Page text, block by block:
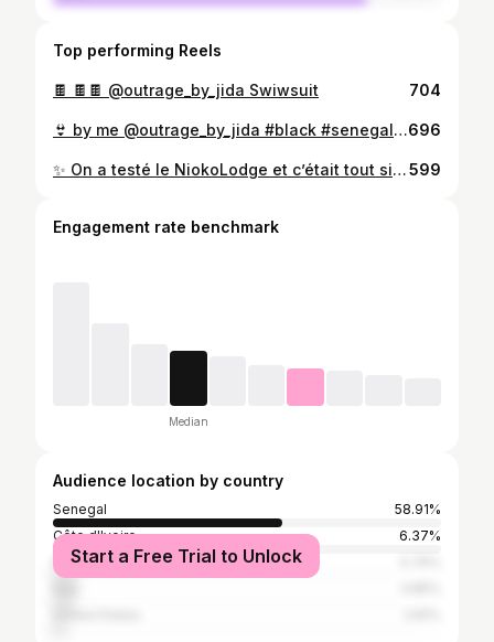
Top performing Reels
🍫 🍫🍫 @outrage_by_jida Swiwsuit 704
👙 by me @outrage_by_jida #black #senegalaise #panther #dkr #senegal #jidablade696
✨ On a testé le NiokoLodge et c’était tout simplement magique ! Entre bungalows éco-chic suspendus au-dessus de la savane, piscine à débordement face au coucher de soleil et safari privé aux premières lueurs…🌅🐘 Plongez avec nous dans cette parenthèse unique et laissez-vous surprendre ! 💚🌿 Prêt à tenter l’aventure et partir à la recherche des lions sauvages ? ⁣ #niokolodge #niokolokoba #sénégal #aventure #voyagedereve #safari #naturelover599
Engagement rate benchmark
Median
Audience location by country
Senegal
58.91%
Côte d'Ivoire
6.37%
France
Start a Free Trial to Unlock